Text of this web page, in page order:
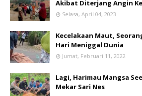
Akibat Diterjang Angin
Selasa, April 04, 2023
Kecelakaan Maut,
Hari Meniggal Dunia
Jumat, Februari 11, 2022
Lagi, Harimau Mangsa
Mekar Sari Nes